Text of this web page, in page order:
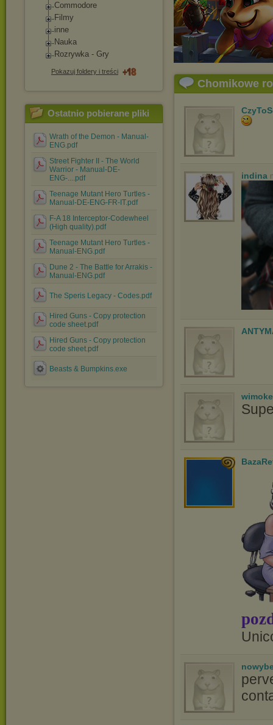
Commodore
Filmy
inne
Nauka
Rozrywka - Gry
Pokazuj foldery i treści
Ostatnio pobierane pliki
Wrath of the Demon - Manual-
ENG.pdf
Street Fighter II - The World
Warrior - Manual-DE-
ENG-....pdf
Teenage Mutant Hero Turtles -
Manual-DE-ENG-FR-IT.pdf
F-A 18 Interceptor-Codewheel
(High quality).pdf
Teenage Mutant Hero Turtles -
Manual-ENG.pdf
Dune 2 - The Battle for Arrakis -
Manual-ENG.pdf
The Speris Legacy - Codes.pdf
Hired Guns - Copy protection
code sheet.pdf
Hired Guns - Copy protection
code sheet.pdf
Beasts & Bumpkins.exe
Chomikowe
indina